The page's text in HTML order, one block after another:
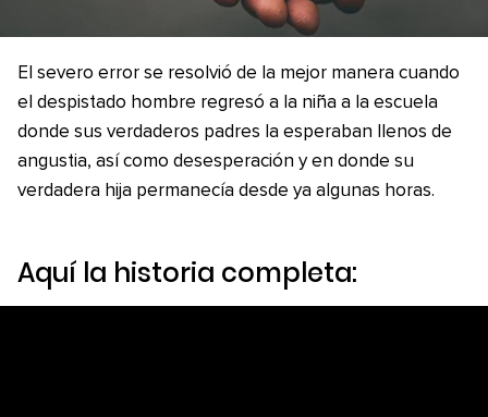
El severo error se resolvió de la mejor manera cuando
el despistado hombre regresó a la niña a la escuela
donde sus verdaderos padres la esperaban llenos de
angustia, así como desesperación y en donde su
verdadera hija permanecía desde ya algunas horas.
Aquí la historia completa: